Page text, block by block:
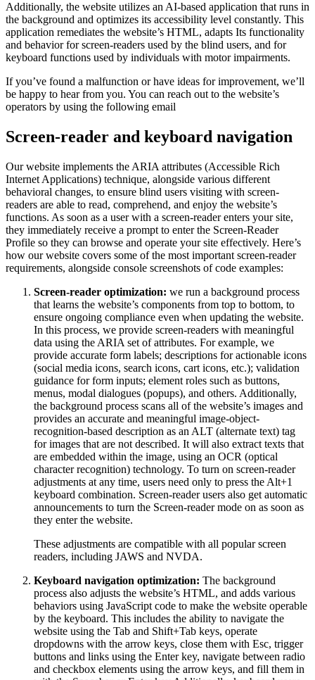
Additionally, the website utilizes an AI-based application that runs in
the background and optimizes its accessibility level constantly. This
application remediates the website’s HTML, adapts Its functionality
and behavior for screen-readers used by the blind users, and for
keyboard functions used by individuals with motor impairments.
If you’ve found a malfunction or have ideas for improvement, we’ll
be happy to hear from you. You can reach out to the website’s
operators by using the following email
Screen-reader and keyboard navigation
Our website implements the ARIA attributes (Accessible Rich
Internet Applications) technique, alongside various different
behavioral changes, to ensure blind users visiting with screen-
readers are able to read, comprehend, and enjoy the website’s
functions. As soon as a user with a screen-reader enters your site,
they immediately receive a prompt to enter the Screen-Reader
Profile so they can browse and operate your site effectively. Here’s
how our website covers some of the most important screen-reader
requirements, alongside console screenshots of code examples:
Screen-reader optimization: we run a background process
that learns the website’s components from top to bottom, to
ensure ongoing compliance even when updating the website.
In this process, we provide screen-readers with meaningful
data using the ARIA set of attributes. For example, we
provide accurate form labels; descriptions for actionable icons
(social media icons, search icons, cart icons, etc.); validation
guidance for form inputs; element roles such as buttons,
menus, modal dialogues (popups), and others. Additionally,
the background process scans all of the website’s images and
provides an accurate and meaningful image-object-
recognition-based description as an ALT (alternate text) tag
for images that are not described. It will also extract texts that
are embedded within the image, using an OCR (optical
character recognition) technology. To turn on screen-reader
adjustments at any time, users need only to press the Alt+1
keyboard combination. Screen-reader users also get automatic
announcements to turn the Screen-reader mode on as soon as
they enter the website.
These adjustments are compatible with all popular screen
readers, including JAWS and NVDA.
Keyboard navigation optimization: The background
process also adjusts the website’s HTML, and adds various
behaviors using JavaScript code to make the website operable
by the keyboard. This includes the ability to navigate the
website using the Tab and Shift+Tab keys, operate
dropdowns with the arrow keys, close them with Esc, trigger
buttons and links using the Enter key, navigate between radio
and checkbox elements using the arrow keys, and fill them in